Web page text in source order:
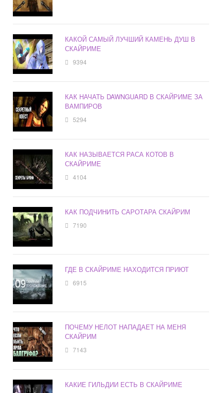
КАКОЙ САМЫЙ ЛУЧШИЙ КАМЕНЬ ДУШ В
СКАЙРИМЕ
9394
КАК НАЧАТЬ DAWNGUARD В СКАЙРИМЕ ЗА
ВАМПИРОВ
5294
КАК НАЗЫВАЕТСЯ РАСА КОТОВ В
СКАЙРИМЕ
4104
КАК ПОДЧИНИТЬ САРОТАРА СКАЙРИМ
7190
ГДЕ В СКАЙРИМЕ НАХОДИТСЯ ПРИЮТ
6915
ПОЧЕМУ НЕЛОТ НАПАДАЕТ НА МЕНЯ
СКАЙРИМ
7143
КАКИЕ ГИЛЬДИИ ЕСТЬ В СКАЙРИМЕ